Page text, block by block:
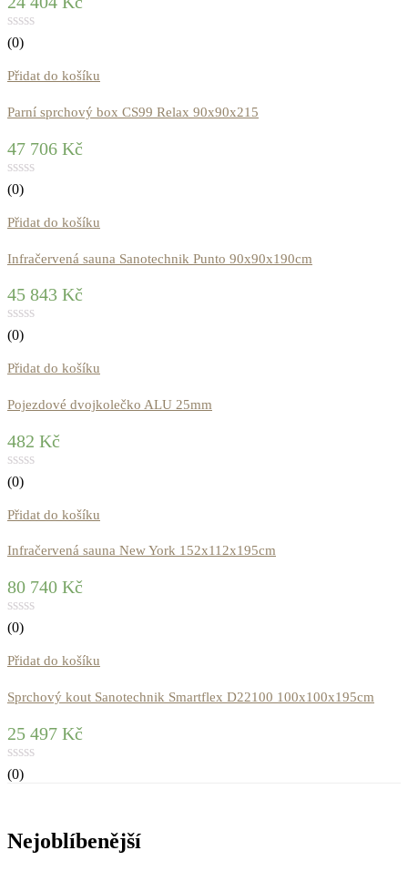
(0)
Přidat do košíku
Parní sprchový box CS99 Relax 90x90x215
47 706 Kč
(0)
Přidat do košíku
Infračervená sauna Sanotechnik Punto 90x90x190cm
45 843 Kč
(0)
Přidat do košíku
Pojezdové dvojkolečko ALU 25mm
482 Kč
(0)
Přidat do košíku
Infračervená sauna New York 152x112x195cm
80 740 Kč
(0)
Přidat do košíku
Sprchový kout Sanotechnik Smartflex D22100 100x100x195cm
25 497 Kč
(0)
Nejoblíbenější